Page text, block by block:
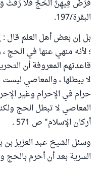
فَرَضَ فِيهِنَّ الْحَجَّ فَلا رَفَثَ
البقرة/197.
بل إن بعض أهل العلم قال
؛ لأنه منهي عنها في الحج
قاعدتهم المعروفة أن
لا يبطلها ، والمعاصي
حرام في الإحرام وغير
المعاصي لا تبطل الحج
أركان الإسلام" ص 571 .
وسئل الشيخ عبد العزيز بن
السرية بعد أن أحرم